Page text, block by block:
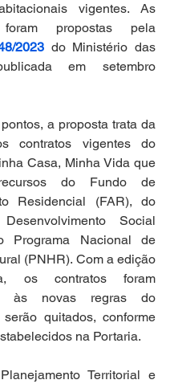
vigentes. As
2023 do Ministério das
em setembro
a proposta trata da
contratos vigentes do
Casa, Minha Vida que
do Fundo de
Residencial (FAR), do
Social
Programa Nacional de
(PNHR). Com a edição
os contratos foram
às novas regras do
quitados, conforme
na Portaria.
Territorial e